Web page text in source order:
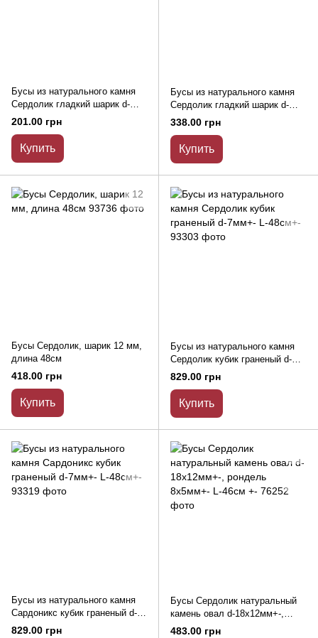
Бусы из натурального камня
Сердолик гладкий шарик d-
6мм L-48см
201.00 грн
Купить
Бусы из натурального камня
Сердолик гладкий шарик d-
10мм, L-45см
338.00 грн
Купить
Бусы Сердолик, шарик 12 мм,
длина 48см
418.00 грн
Купить
Бусы из натурального камня
Сердолик кубик граненый d-
7мм+- L-48см+-
829.00 грн
Купить
Бусы из натурального камня
Сардоникс кубик граненый d-
7мм+- L-48см+-
829.00 грн
Бусы Сердолик натуральный
камень овал d-18х12мм+-,
рондель 8х5мм+- L-46см +-
483.00 грн